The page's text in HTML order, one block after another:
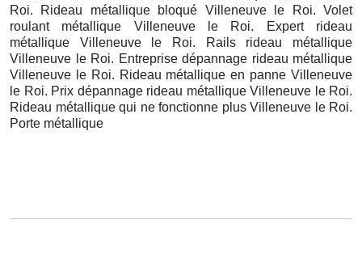
Roi. Rideau métallique bloqué Villeneuve le Roi. Volet
roulant métallique Villeneuve le Roi. Expert rideau
métallique Villeneuve le Roi. Rails rideau métallique
Villeneuve le Roi. Entreprise dépannage rideau métallique
Villeneuve le Roi. Rideau métallique en panne Villeneuve
le Roi. Prix dépannage rideau métallique Villeneuve le Roi.
Rideau métallique qui ne fonctionne plus Villeneuve le Roi.
Porte métallique